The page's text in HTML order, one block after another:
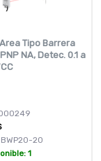
Tipo Barrera
NA, Detec. 0.1 a
20
1